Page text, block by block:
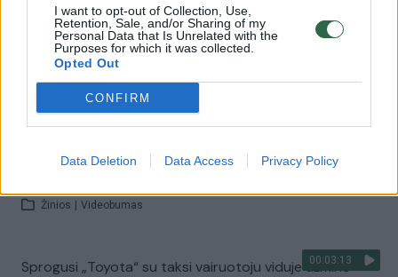
I want to opt-out of Collection, Use,
Retention, Sale, and/or Sharing of my
Personal Data that Is Unrelated with the
Purposes for which it was collected.
Opted Out
CONFIRM
Data Deletion Data Access Privacy Policy
00:02:50
Klaipėdiečiai nerimauja dėl keliuose esančio taksi
vairuotojo – situacija kritinė
Videobumas
Vilnietį papiktino taksisto vairavimas – atrodo, kad jie
Žinios Videobumas
00:03:13
Sprogusi „Toyota“ su taksi vairuotoju viduje užminė